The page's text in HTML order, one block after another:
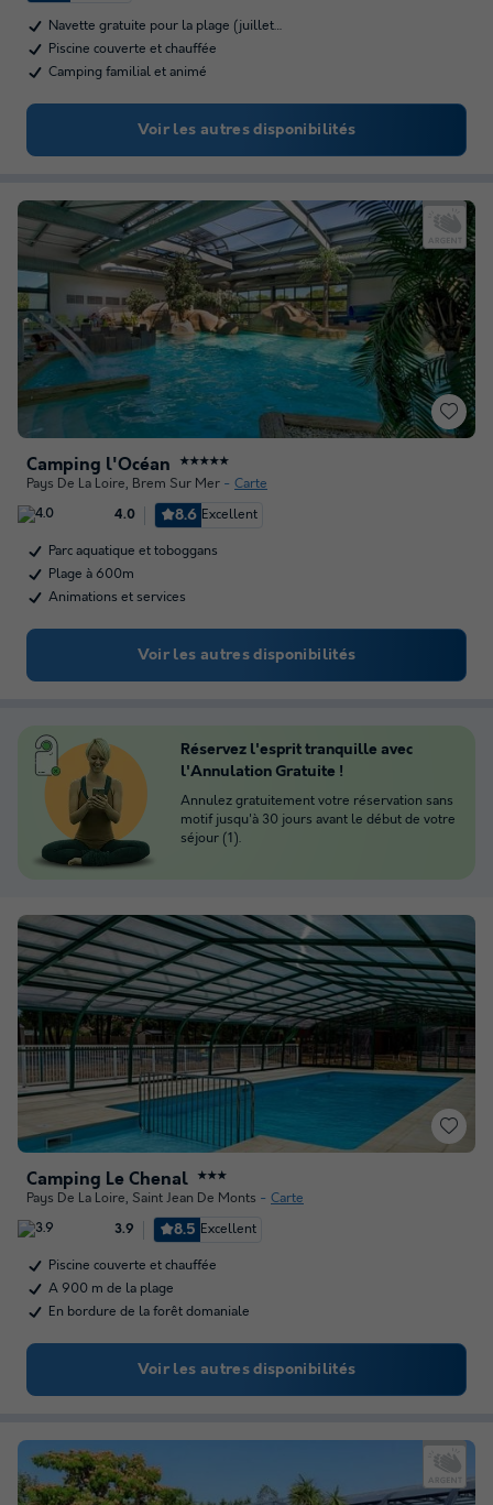
Navette gratuite pour la plage (juillet…
Piscine couverte et chauffée
Camping familial et animé
Voir les autres disponibilités
Camping l'Océan ★★★★★
Pays De La Loire, Brem Sur Mer Carte
4.0 8.6 Excellent
Parc aquatique et toboggans
Plage à 600m
Animations et services
Voir les autres disponibilités
Camping Le Chenal ★★★
Pays De La Loire, Saint Jean De Monts Carte
3.9 8.5 Excellent
Piscine couverte et chauffée
A 900 m de la plage
En bordure de la forêt domaniale
Voir les autres disponibilités
Réservez l'esprit tranquille avec
l'Annulation Gratuite !
Annulez gratuitement votre réservation sans
motif jusqu'à 30 jours avant le début de votre
séjour (1).